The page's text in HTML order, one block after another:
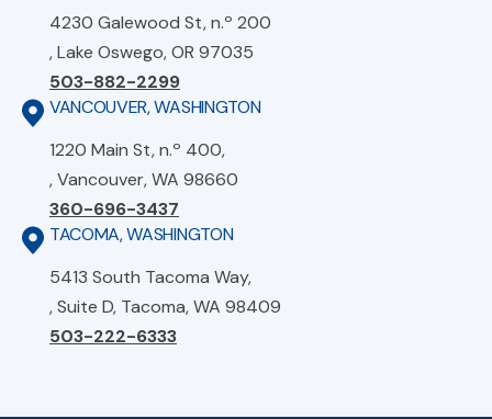
4230 Galewood St, n.º 200
, Lake Oswego, OR 97035
503-882-2299
VANCOUVER, WASHINGTON
1220 Main St, n.º 400,
, Vancouver, WA 98660
360-696-3437
TACOMA, WASHINGTON
5413 South Tacoma Way,
, Suite D, Tacoma, WA 98409
503-222-6333